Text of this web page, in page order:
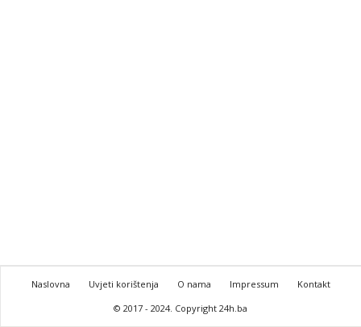
Naslovna Uvjeti korištenja O nama Impressum
Kontakt
© 2017 - 2024. Copyright 24h.ba